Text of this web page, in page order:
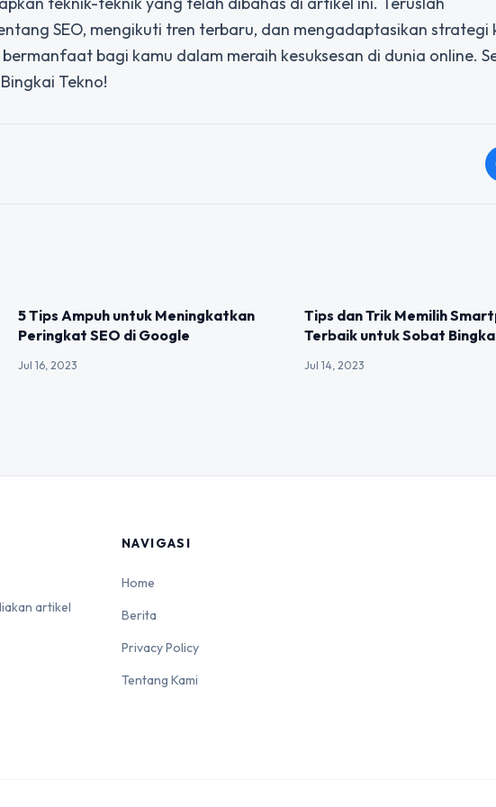
SEO, mengikuti tren terbaru, dan mengadaptasikan strategi
bagi kamu dalam meraih kesuksesan di dunia online.
Tekno!
5 Tips Ampuh untuk Meningkatkan
Peringkat SEO di Google
Jul 16, 2023
Tips dan Trik Memilih
Terbaik untuk Sobat
Jul 14, 2023
artikel
NAVIGASI
Home
Berita
Privacy Policy
Tentang Kami